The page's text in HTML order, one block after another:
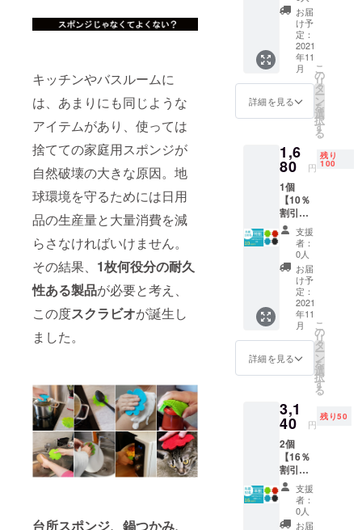
キッチンやバスルームに
は、あまりにも同じような
アイテムがあり、使っては
捨てての家庭用スポンジが
自然破壊の大きな原因。地
球環境を守るためには日用
品の生産量と大量消費を減
らさなければいけません。
その結果、 1枚何役分の耐久
性ある製品が必要と考え、
この度スクラビオが誕生し
ました。
台所スポンジ、鍋つかみ、
→
1,600円
（税・
送料
込） 配
送時
期：
2021年
11月末
予定
BBIO[
スクラ
ビオ]× 1
個 （ブ
ルー、
グリー
ン、
レッ
ド、ブ
ラック
の中か
ら ご希
望のカ
ラー1
個） 材
料費 価
格高騰
割引と
なりま
す!! ※ご
希望の
カラー
をお選
びくだ
さい。
※製造状
況によ
お届
け予
定：
2021
年11
月
詳細を見る
こ
の
リ
タ
ー
ン
を
選
択
す
る
1,6
80 円
残り
100
1個
【10％
割引】
100名限
定 定価
1,870円
→
1,680円
（税・
送料
込） 配
送時
期：
2021年
11月末
予定
BBIO[
スクラ
ビオ]× 1
個 （ブ
ルー、
グリー
ン、
レッ
ド、ブ
ラック
支援
者：
0人
お届
け予
定：
2021
年11
月
詳細を見る
こ
の
リ
タ
ー
ン
を
選
択
す
る
3,1
40 円
残り50
2個
【16％
割引】
50名限
定 定価
3,740円
→
支援
者：
0人
お届